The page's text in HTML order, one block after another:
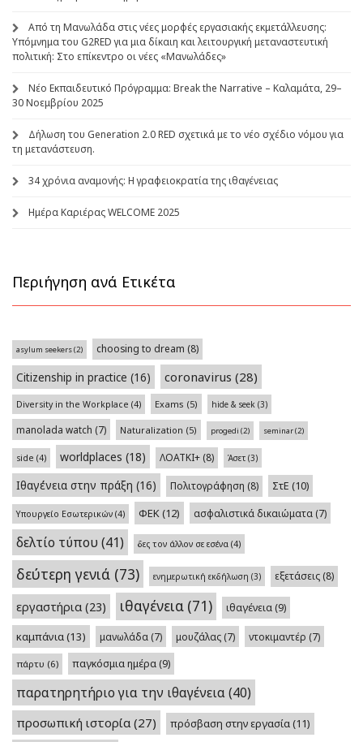
Από τη Μανωλάδα στις νέες μορφές εργασιακής εκμετάλλευσης:
Υπόμνημα του G2RED για μια δίκαιη και λειτουργική μεταναστευτική
πολιτική: Στο επίκεντρο οι νέες «Μανωλάδες»
Νέο Εκπαιδευτικό Πρόγραμμα: Break the Narrative – Καλαμάτα, 29–
30 Νοεμβρίου 2025
Δήλωση του Generation 2.0 RED σχετικά με το νέο σχέδιο νόμου για
τη μετανάστευση.
34 χρόνια αναμονής: Η γραφειοκρατία της ιθαγένειας
Ημέρα Καριέρας WELCOME 2025
Περιήγηση ανά Ετικέτα
asylum seekers(2) choosing to dream (8)
Citizenship in practice (16) coronavirus (28)
Diversity in the Workplace (4) Exams (5) hide & seek (3)
manolada watch (7) Naturalization (5) progedi (2) seminar(2)
side (4) worldplaces (18) ΛΟΑΤΚΙ+ (8) Άσετ (3)
Ιθαγένεια στην πράξη (16) Πολιτογράφηση (8) ΣτΕ (10)
Υπουργείο Εσωτερικών (4) ΦΕΚ(12) ασφαλιστικά δικαιώματα (7)
δελτίο τύπου (41) δες τον άλλον σε εσένα (4)
δεύτερη γενιά (73) ενημερωτική εκδήλωση (3) εξετάσεις (8)
εργαστήρια (23) ιθαγένεια (71) ιθαγένεια(9)
καμπάνια(13) μανωλάδα (7) μουζάλας (7) ντοκιμαντέρ (7)
πάρτυ (6) παγκόσμια ημέρα(9)
παρατηρητήριο για την ιθαγένεια(40)
προσωπική ιστορία (27) πρόσβαση στην εργασία(11)